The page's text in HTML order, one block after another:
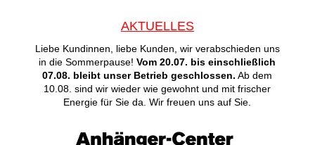
AKTUELLES
Liebe Kundinnen, liebe Kunden, wir verabschieden uns
in die Sommerpause!Vom 20.07. bis einschließlich
07.08. bleibt unser Betrieb geschlossen. Ab dem
10.08. sind wir wieder wie gewohnt und mit frischer
Energie für Sie da. Wir freuen uns auf Sie.